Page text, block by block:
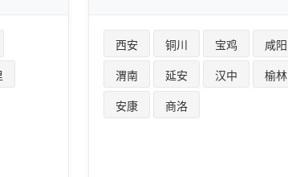
西安 铜川 宝鸡
咸阳
渭南
延安 汉中
榆林
安康
商洛